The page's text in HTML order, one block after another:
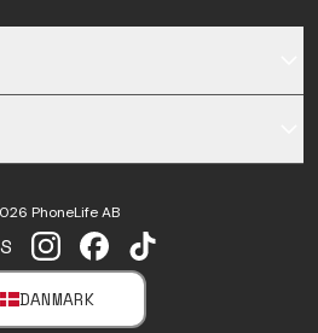
INSTAGRAM
FACEBOOKTIKTOK
DANMARK
SELECT MARKET
PhoneLife AB